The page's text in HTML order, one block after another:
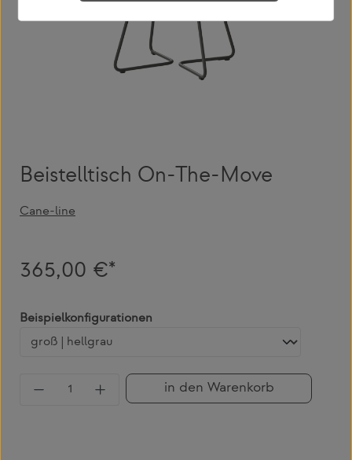
Beistelltisch On-The-Move
Cane-line
365,00 €*
Beispielkonfigurationen
Produkt Anzahl: Gib den gewünschten
in den Warenkorb